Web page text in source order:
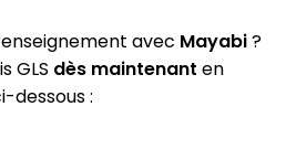
avec Mayabi?
GLS dès maintenant en
dessous :